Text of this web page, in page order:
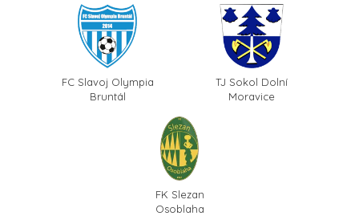
FC Slavoj Olympia
Bruntál
TJ Sokol Dolní
Moravice
FK Slezan
Osoblaha